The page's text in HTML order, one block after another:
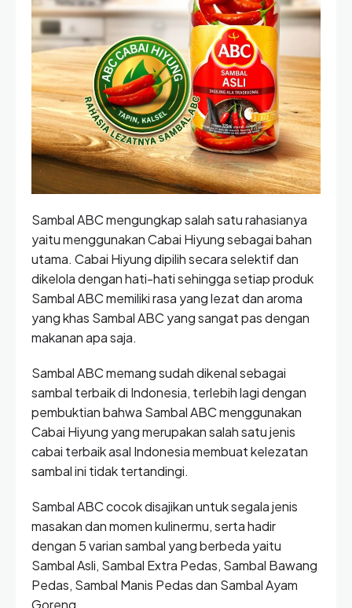
Sambal ABC mengungkap salah satu rahasianya
yaitu menggunakan Cabai Hiyung sebagai bahan
utama. Cabai Hiyung dipilih secara selektif dan
dikelola dengan hati-hati sehingga setiap produk
Sambal ABC memiliki rasa yang lezat dan aroma
yang khas Sambal ABC yang sangat pas dengan
makanan apa saja.
Sambal ABC memang sudah dikenal sebagai
sambal terbaik di Indonesia, terlebih lagi dengan
pembuktian bahwa Sambal ABC menggunakan
Cabai Hiyung yang merupakan salah satu jenis
cabai terbaik asal Indonesia membuat kelezatan
sambal ini tidak tertandingi.
Sambal ABC cocok disajikan untuk segala jenis
masakan dan momen kulinermu, serta hadir
dengan 5 varian sambal yang berbeda yaitu
Sambal Asli, Sambal Extra Pedas, Sambal Bawang
Pedas, Sambal Manis Pedas dan Sambal Ayam
Goreng.